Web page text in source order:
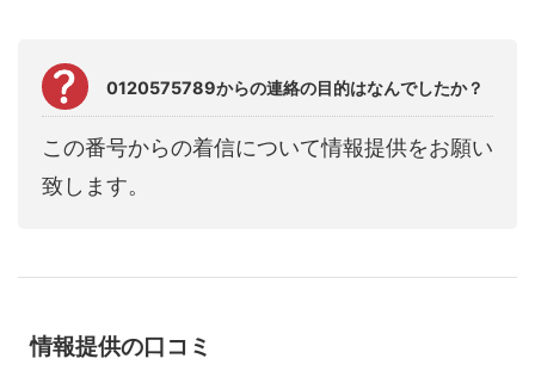
0120575789からの連絡の目的はなんでしたか？
この番号からの着信について情報提供をお願い
致します。
情報提供の口コミ